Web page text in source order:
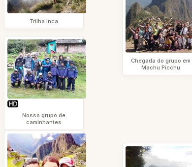
Trilha Inca
Chegada do grupo em
Machu Picchu
Nosso grupo de
caminhantes